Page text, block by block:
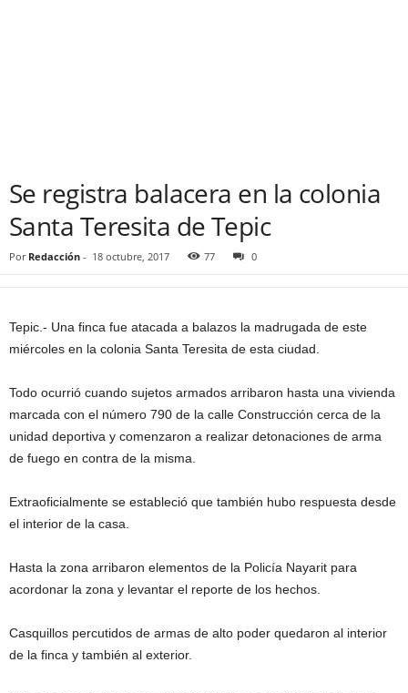
Se registra balacera en la colonia
Santa Teresita de Tepic
Por Redacción - 18 octubre, 2017 77 0
Tepic.- Una finca fue atacada a balazos la madrugada de este
miércoles en la colonia Santa Teresita de esta ciudad.
Todo ocurrió cuando sujetos armados arribaron hasta una vivienda
marcada con el número 790 de la calle Construcción cerca de la
unidad deportiva y comenzaron a realizar detonaciones de arma
de fuego en contra de la misma.
Extraoficialmente se estableció que también hubo respuesta desde
el interior de la casa.
Hasta la zona arribaron elementos de la Policía Nayarit para
acordonar la zona y levantar el reporte de los hechos.
Casquillos percutidos de armas de alto poder quedaron al interior
de la finca y también al exterior.